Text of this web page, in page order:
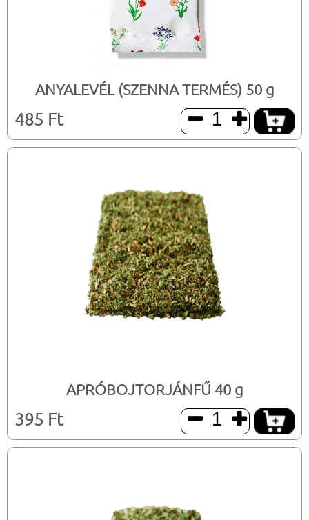
ANYALEVÉL (SZENNA TERMÉS) 50 g
485 Ft  
APRÓBOJTORJÁNFŰ 40 g
395 Ft  